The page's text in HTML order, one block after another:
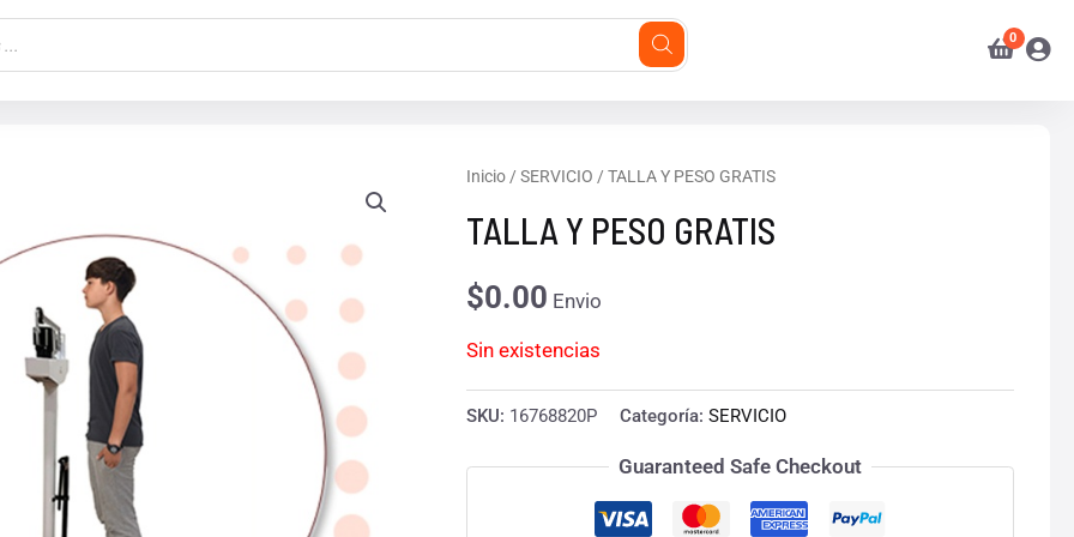
Inicio/ SERVICIO / TALLA Y PESO GRATIS
TALLA Y PESO GRATIS
$0.00 Envio
Sin existencias
SKU: 16768820P Categoría: SERVICIO
Guaranteed Safe Checkout